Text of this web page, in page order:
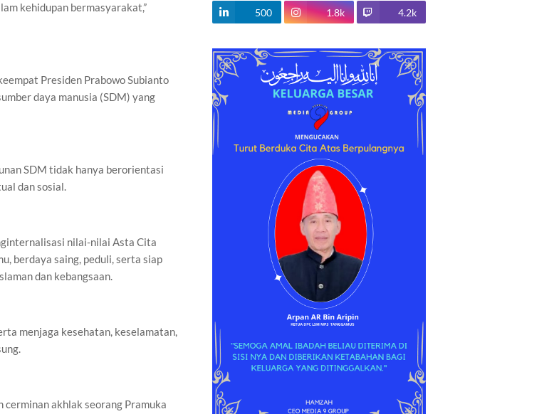
kehidupan bermasyarakat,”
Presiden Prabowo Subianto
daya manusia (SDM) yang
SDM tidak hanya berorientasi
dan sosial.
nilai-nilai Asta Cita
berdaya saing, peduli, serta siap
dan kebangsaan.
menjaga kesehatan, keselamatan,
akhlak seorang Pramuka
500 1.8k 4.2k